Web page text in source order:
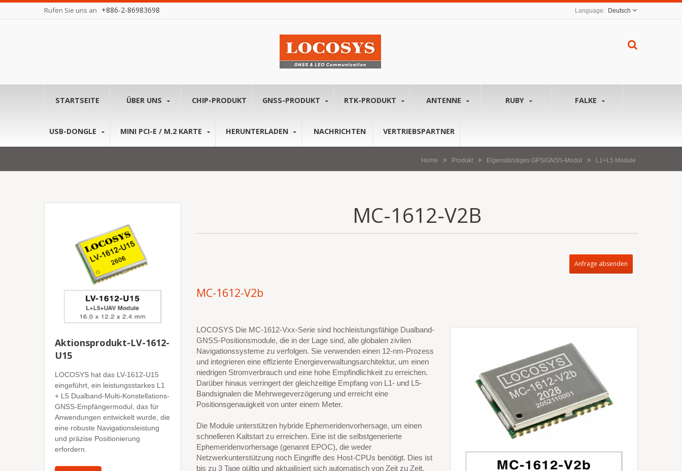
Rufen Sie uns an +886-2-86983698 Deutsch
STARTSEITE ÜBER UNS CHIP-PRODUKT GNSS-PRODUKT RTK-PRODUKT ANTENNE RUBY FALKE
USB-DONGLE MINI PCI-E / M.2 KARTE HERUNTERLADEN NACHRICHTEN VERTRIEBSPARTNER
Home Produkt Eigenständiges GPS/GNSS-Modul L1+L5 Module
Aktionsprodukt-LV-1612-
U15
LOCOSYS hat das LV-1612-U15
eingeführt, ein leistungsstarkes L1
+ L5 Dualband-Multi-Konstellations-
GNSS-Empfängermodul, das für
Anwendungen entwickelt wurde, die
eine robuste Navigationsleistung
und präzise Positionierung
erfordern.
MC-1612-V2B
Anfrage absenden
MC-1612-V2b
LOCOSYS Die MC-1612-Vxx-Serie sind hochleistungsfähige Dualband-
GNSS-Positionsmodule, die in der Lage sind, alle globalen zivilen
Navigationssysteme zu verfolgen. Sie verwenden einen 12-nm-Prozess
und integrieren eine effiziente Energieverwaltungsarchitektur, um einen
niedrigen Stromverbrauch und eine hohe Empfindlichkeit zu erreichen.
Darüber hinaus verringert der gleichzeitige Empfang von L1- und L5-
Bandsignalen die Mehrwegeverzögerung und erreicht eine
Positionsgenauigkeit von unter einem Meter.
Die Module unterstützen hybride Ephemeridenvorhersage, um einen
schnelleren Kaltstart zu erreichen. Eine ist die selbstgenerierte
Ephemeridenvorhersage (genannt EPOC), die weder
Netzwerkunterstützung noch Eingriffe des Host-CPUs benötigt. Dies ist
bis zu 3 Tage gültig und aktualisiert sich automatisch von Zeit zu Zeit,